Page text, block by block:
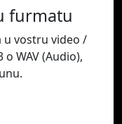
furmatu
vostru video /
WAV (Audio),